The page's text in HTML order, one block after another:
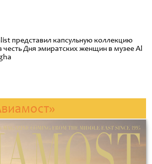
представил капсульную коллекцию
честь Дня эмиратских женщин в музее Al